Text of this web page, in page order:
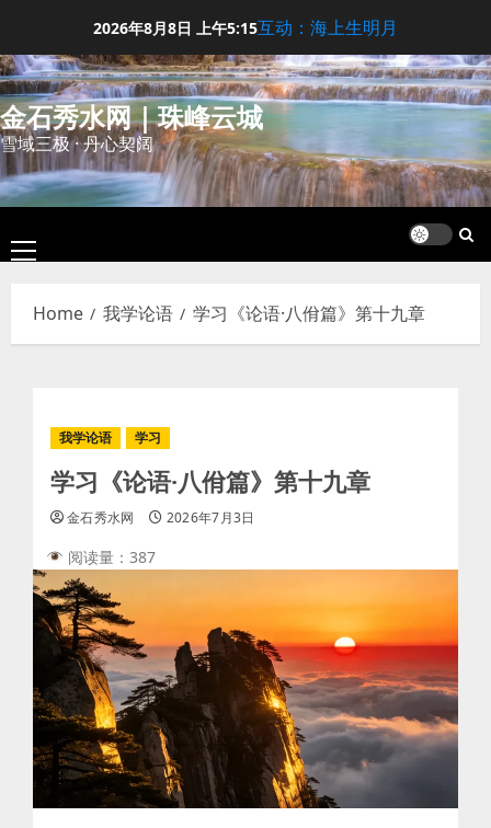
content
2026年8月8日 上午5:15互动：海上生明月
金石秀水网｜珠峰云城
雪域三极 · 丹心契阔
Primary
Menu
Home 我学论语 学习《论语·八佾篇》第十九章
我学论语 学习
学习《论语·八佾篇》第十九章
金石秀水网 2026年7月3日
阅读量：387